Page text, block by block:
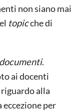
non siano mai
topicche di
.
ai docenti
alla
per